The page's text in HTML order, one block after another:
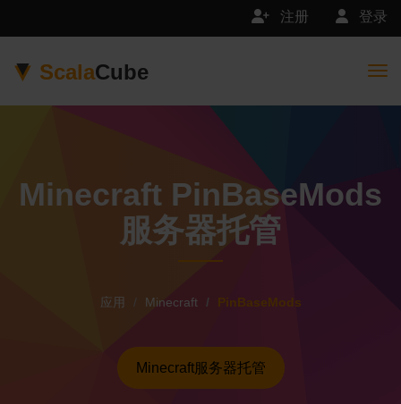
登录
注册
ScalaCube
Minecraft PinBaseMods
服务器托管
应用 Minecraft PinBaseMods
Minecraft服务器托管